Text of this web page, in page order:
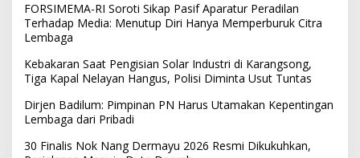
FORSIMEMA-RI Soroti Sikap Pasif Aparatur Peradilan
Terhadap Media: Menutup Diri Hanya Memperburuk Citra
Lembaga
Kebakaran Saat Pengisian Solar Industri di Karangsong,
Tiga Kapal Nelayan Hangus, Polisi Diminta Usut Tuntas
Dirjen Badilum: Pimpinan PN Harus Utamakan Kepentingan
Lembaga dari Pribadi
30 Finalis Nok Nang Dermayu 2026 Resmi Dikukuhkan,